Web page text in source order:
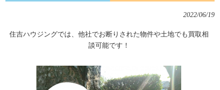
2022/06/19
住吉ハウジングでは、他社でお断りされた物件や土地でも買取相
談可能です！